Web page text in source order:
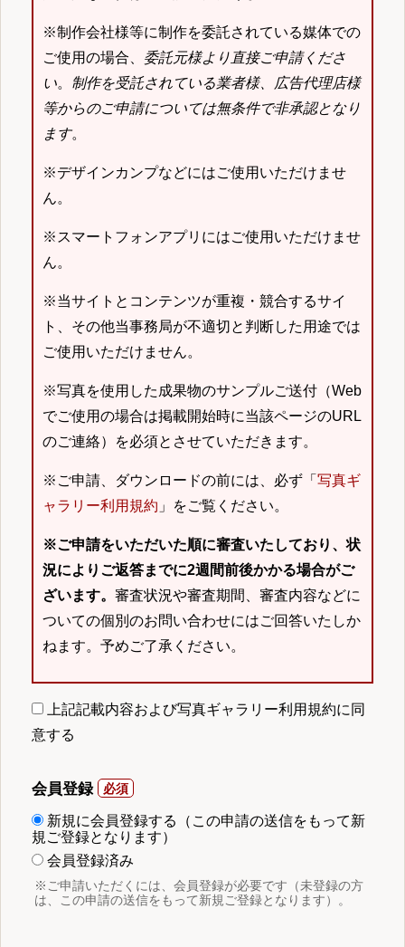
※制作会社様等に制作を委託されている媒体での
ご使用の場合、 委託元様より直接ご申請くださ
い。 制作を受託されている業者様、広告代理店様
等からのご申請については無条件で非承認となり
ます。
※デザインカンプなどにはご使用いただけませ
ん。
※スマートフォンアプリにはご使用いただけませ
ん。
※当サイトとコンテンツが重複・競合するサイ
ト、その他当事務局が不適切と判断した用途では
ご使用いただけません。
※写真を使用した成果物のサンプルご送付（Web
でご使用の場合は掲載開始時に当該ページのURL
のご連絡）を必須とさせていただきます。
※ご申請、ダウンロードの前には、必ず「 写真ギ
ャラリー利用規約 」をご覧ください。
※ご申請をいただいた順に審査いたしており、状
況によりご返答までに2週間前後かかる場合がご
ざいます。 審査状況や審査期間、審査内容などに
ついての個別のお問い合わせにはご回答いたしか
ねます。予めご了承ください。
上記記載内容および写真ギャラリー利用規約に同
意する
会員登録
新規に会員登録する（この申請の送信をもって新
規ご登録となります）
会員登録済み
※ご申請いただくには、会員登録が必要です（未登録の方
は、この申請の送信をもって新規ご登録となります）。